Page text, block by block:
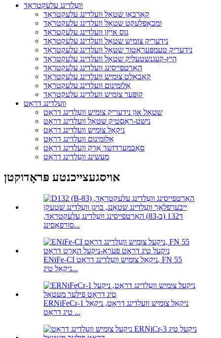
וועַלדינג עלעקטראָד
קאַרבאָן שטאָל וועלדינג עלעקטראָד
ומבאַפלעקט שטאָל וועלדינג עלעקטראָד
גוס אייַזן וועלדינג עלעקטראָד
נידעריק צומיש שטאָל וועלדינג עלעקטראָד
נידעריק טעמפּעראַטור שטאָל וועלדינג עלעקטראָד
היץ-קעגנשטעליק שטאָל וועלדינג עלעקטראָד
האַרטפייסינג וועלדינג עלעקטראָד
קאָבאַלט צומיש וועלדינג עלעקטראָד
אַלומינום וועלדינג עלעקטראָד
קופּער צומיש וועלדינג עלעקטראָד
וועַלדינג דראָט
שטאָל און נידעריק צומיש וועַלדינג דראָט
נישט-ראַסטיק שטאָל וועלדינג דראָט
ניקאַל צומיש וועלדינג דראָט
אַלומינום וועלדינג דראָט
סאַבמערדזשד אַרק וועלדינג דראָט
מעשינג וועַלדינג דראָט
אויסגעצייכנטע פּראָדוקטן
ד132 (ב-83) האַרטפייסינג וועַלדינג עלעקטראָד,
סורפאַסינג...
ENiFe-CI ניקאַל צומיש וועַלדינג דראָט, FN 55
ניקאַל טיג...
ERNiFeCr-1 ניקאַל צומיש וועלדינג דראָט, ניקאַל
טיג דראָט ...